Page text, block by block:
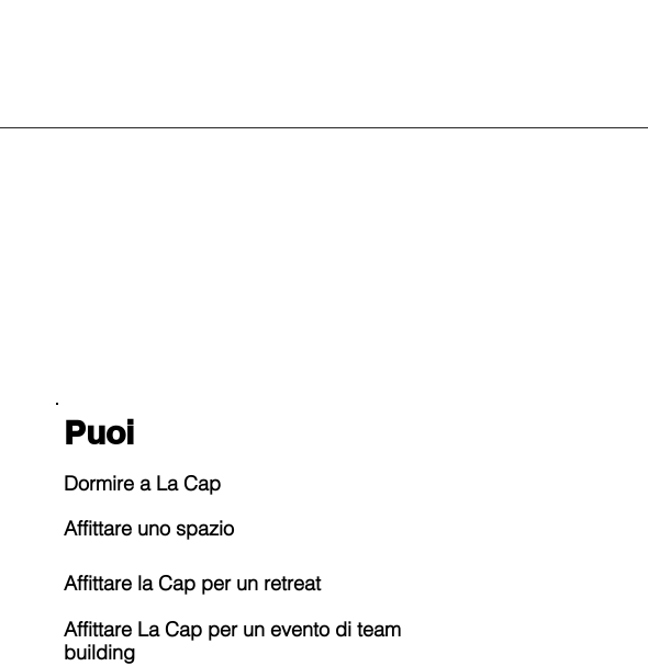
Puoi
Dormire a La Cap
Affittare uno spazio
Affittare la Cap per un retreat
Affittare La Cap per un evento di team
building